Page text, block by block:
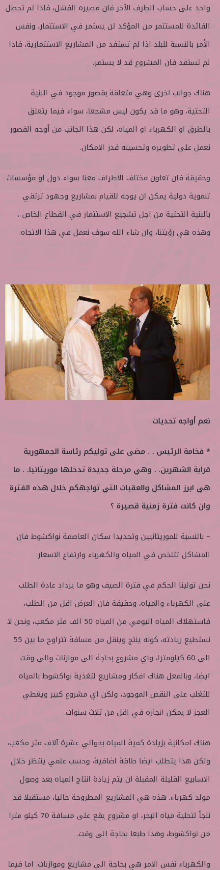
واحد على حساب الطرف الآخر فان مصيره الفشل، فاذا لم تحصل
الفائدة للمستثمر من المؤكد لن يستمر في الاستثمار، ونفس
الأمر بالنسبة للبلد اذا لم تستفد من المشاريع الاستثمارية، فاذا
لم تستفد فان المشروع قد لا يستمر.
هناك جوانب اخرى وهي متعلقة بقصور موجود في البنية
التحتية، وهو ما قد يكون ليس مشجعا، سواء فيما يتعلق
بالطرق او الكهرباء او المياه، لكن هذا الجانب من أوجه القصور
نعمل على تطويره وتحسينه قدر الامكان.
وحقيقة فان تعاون مختلف الاطراف معنا سواء دول او مؤسسات
تنموية دولية يمكن ان يوجه للقيام بمشاريع وجهود ترتقي
بالبنية التحتية من اجل تشجيع الاستثمار في القطاع الخاص ،
وهذه هي رؤيتنا، وان شاء الله سوف نعمل في هذا الاتجاه.
نعم أواجه تحديات
* فخامة الرئيس . . مضى على توليكم رئاسة الجمهورية
قرابة الشهرين. . وهي مرحلة جديدة تدخلها موريتانيا. . ما
هي ابرز المشاكل والعقبات التي تواجهكم خلال هذه الفترة
وان كانت فترة زمنية قصيرة ؟
– بالنسبة للموريتانيين وتحديدا سكان العاصمة نواكشوط فان
المشاكل تتلخص في المياه والكهرباء وارتفاع الاسعار.
نحن تولينا الحكم في فترة الصيف وهو ما يزداد عادة الطلب
على الكهرباء والمياه، وحقيقة فان العرض اقل من الطلب،
فاستهلاك المياه اليومي من المياه 50 الف متر مكعب، ونحن لا
نستطيع زيادته، كونه ينتج وينقل من مسافة تتراوح ما بين 55
الى 60 كيلومترا، واي مشروع بحاجة الى موازنات والى وقت
ايضا، وبالفعل هناك افكار ومشاريع لتغذية نواكشوط بالمياه
للتغلب على النقص الموجود، ولكن اي مشروع كبير ويغطي
العجز لا يمكن انجازه في اقل من ثلاث سنوات.
هناك امكانية بزيادة كمية المياه بحوالي عشرة آلاف متر مكعب،
ولكن هذا يتطلب ايضا طاقة اضافية، وحسب علمي ينتظر خلال
الاسابيع القليلة المقبلة ان يتم زيادة انتاج المياه بعد وصول
مولد كهرباء. هذه هي المشاريع المطروحة حاليا، مستقبلا قد
نلجأ لتحلية مياه البحر، او مشروع يقع على مسافة 70 كيلو مترا
من نواكشوط، وهذا طبعا بحاجة الى وقت.
والكهرباء نفس الامر هي بحاجة الى مشاريع وموازنات. اما فيما